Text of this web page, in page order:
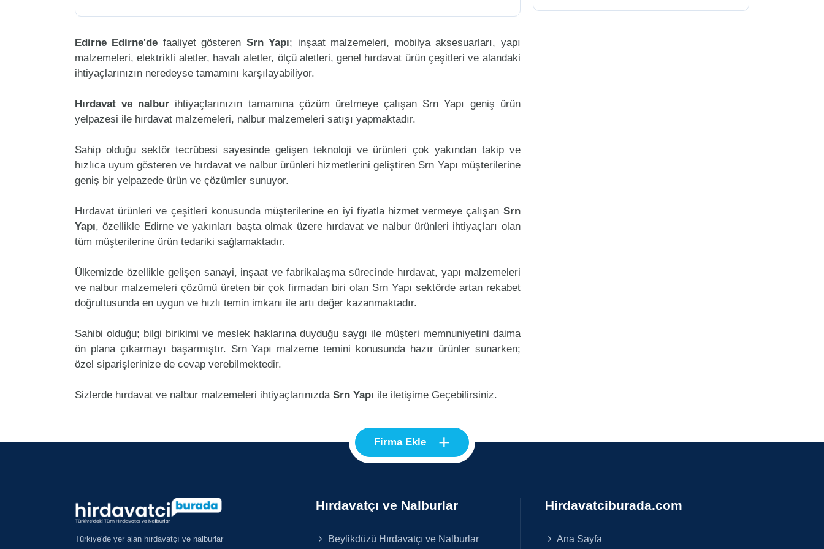
Edirne Edirne'de faaliyet gösteren Srn Yapı; inşaat malzemeleri, mobilya aksesuarları, yapı
malzemeleri, elektrikli aletler, havalı aletler, ölçü aletleri, genel hırdavat ürün çeşitleri ve alandaki
ihtiyaçlarınızın neredeyse tamamını karşılayabiliyor.
Hırdavat ve nalbur ihtiyaçlarınızın tamamına çözüm üretmeye çalışan Srn Yapı geniş ürün
yelpazesi ile hırdavat malzemeleri, nalbur malzemeleri satışı yapmaktadır.
Sahip olduğu sektör tecrübesi sayesinde gelişen teknoloji ve ürünleri çok yakından takip ve
hızlıca uyum gösteren ve hırdavat ve nalbur ürünleri hizmetlerini geliştiren Srn Yapı müşterilerine
geniş bir yelpazede ürün ve çözümler sunuyor.
Hırdavat ürünleri ve çeşitleri konusunda müşterilerine en iyi fiyatla hizmet vermeye çalışan Srn
Yapı, özellikle Edirne ve yakınları başta olmak üzere hırdavat ve nalbur ürünleri ihtiyaçları olan
tüm müşterilerine ürün tedariki sağlamaktadır.
Ülkemizde özellikle gelişen sanayi, inşaat ve fabrikalaşma sürecinde hırdavat, yapı malzemeleri
ve nalbur malzemeleri çözümü üreten bir çok firmadan biri olan Srn Yapı sektörde artan rekabet
doğrultusunda en uygun ve hızlı temin imkanı ile artı değer kazanmaktadır.
Sahibi olduğu; bilgi birikimi ve meslek haklarına duyduğu saygı ile müşteri memnuniyetini daima
ön plana çıkarmayı başarmıştır. Srn Yapı malzeme temini konusunda hazır ürünler sunarken;
özel siparişlerinize de cevap verebilmektedir.
Sizlerde hırdavat ve nalbur malzemeleri ihtiyaçlarınızda Srn Yapı ile iletişime Geçebilirsiniz.
Firma Ekle +
Türkiye'de yer alan hırdavatçı ve nalburlar
Hırdavatçı ve Nalburlar
Beylikdüzü Hırdavatçı ve Nalburlar
Hirdavatciburada.com
Ana Sayfa